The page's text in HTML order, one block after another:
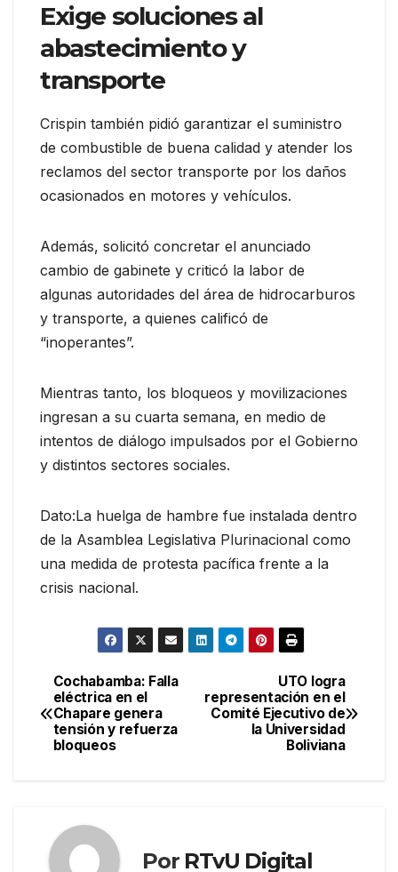
Exige soluciones al
abastecimiento y
transporte
Crispin también pidió garantizar el suministro
de combustible de buena calidad y atender los
reclamos del sector transporte por los daños
ocasionados en motores y vehículos.
Además, solicitó concretar el anunciado
cambio de gabinete y criticó la labor de
algunas autoridades del área de hidrocarburos
y transporte, a quienes calificó de
“inoperantes”.
Mientras tanto, los bloqueos y movilizaciones
ingresan a su cuarta semana, en medio de
intentos de diálogo impulsados por el Gobierno
y distintos sectores sociales.
Dato:La huelga de hambre fue instalada dentro
de la Asamblea Legislativa Plurinacional como
una medida de protesta pacífica frente a la
crisis nacional.
Navegación
de
entradas
UTO logra
representación en el
Comité Ejecutivo de
la Universidad
Boliviana
Cochabamba: Falla
eléctrica en el
Chapare genera
tensión y refuerza
bloqueos
Por RTvU Digital